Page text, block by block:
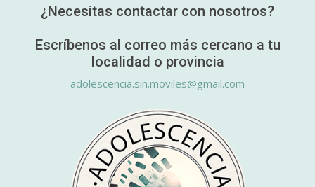
¿Necesitas contactar con nosotros?
Escríbenos al correo más cercano a tu
localidad o provincia
adolescencia.sin.moviles@gmail.com